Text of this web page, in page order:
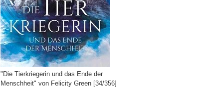
"Die Tierkriegerin und das Ende der
Menschheit" von Felicity Green [34/356]